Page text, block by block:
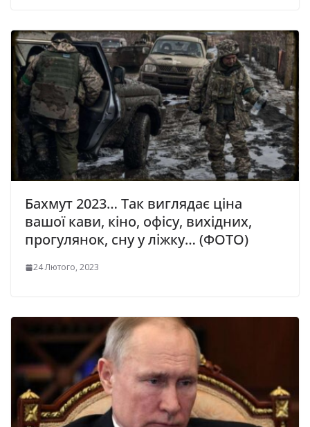
Бахмут 2023… Так виглядає ціна
вашої кави, кіно, офісу, вихідних,
прогулянок, сну у ліжку… (ФОТО)
24 Лютого, 2023